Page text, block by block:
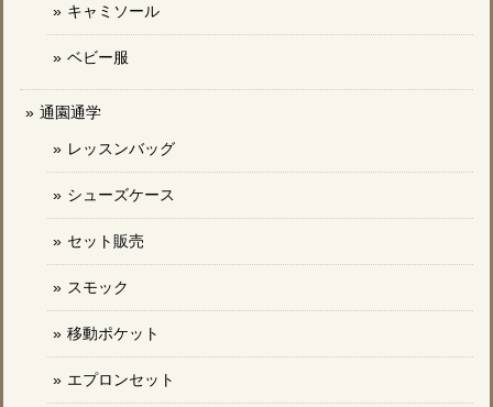
キャミソール
ベビー服
通園通学
レッスンバッグ
シューズケース
セット販売
スモック
移動ポケット
エプロンセット